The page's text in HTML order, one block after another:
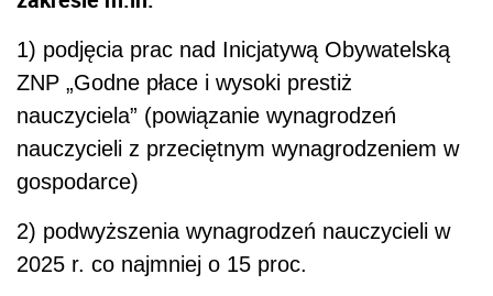
1) podjęcia prac nad Inicjatywą Obywatelską
ZNP „Godne płace i wysoki prestiż
nauczyciela” (powiązanie wynagrodzeń
nauczycieli z przeciętnym wynagrodzeniem w
gospodarce)
2) podwyższenia wynagrodzeń nauczycieli w
2025 r. co najmniej o 15 proc.